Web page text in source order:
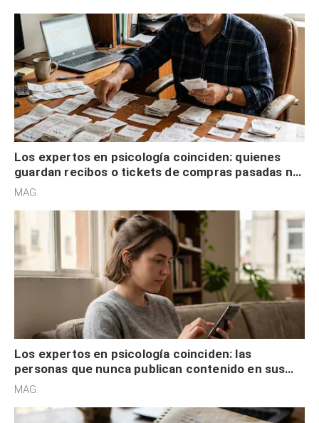
Los expertos en psicología coinciden: quienes
guardan recibos o tickets de compras pasadas no
son acumuladores, sino que tienen necesidad de
MAG.
Los expertos en psicología coinciden: las
personas que nunca publican contenido en sus
redes sociales no pretenden buscar validación
MAG.